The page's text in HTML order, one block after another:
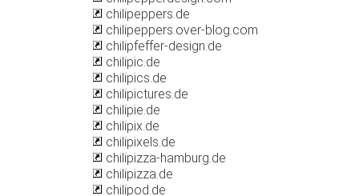
chilipeppers.de
chilipeppers.over-blog.com
chilipfeffer-design.de
chilipic.de
chilipics.de
chilipictures.de
chilipie.de
chilipix.de
chilipixels.de
chilipizza-hamburg.de
chilipizza.de
chilipod.de